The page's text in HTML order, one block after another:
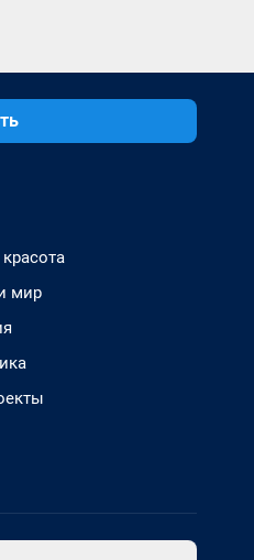
мир